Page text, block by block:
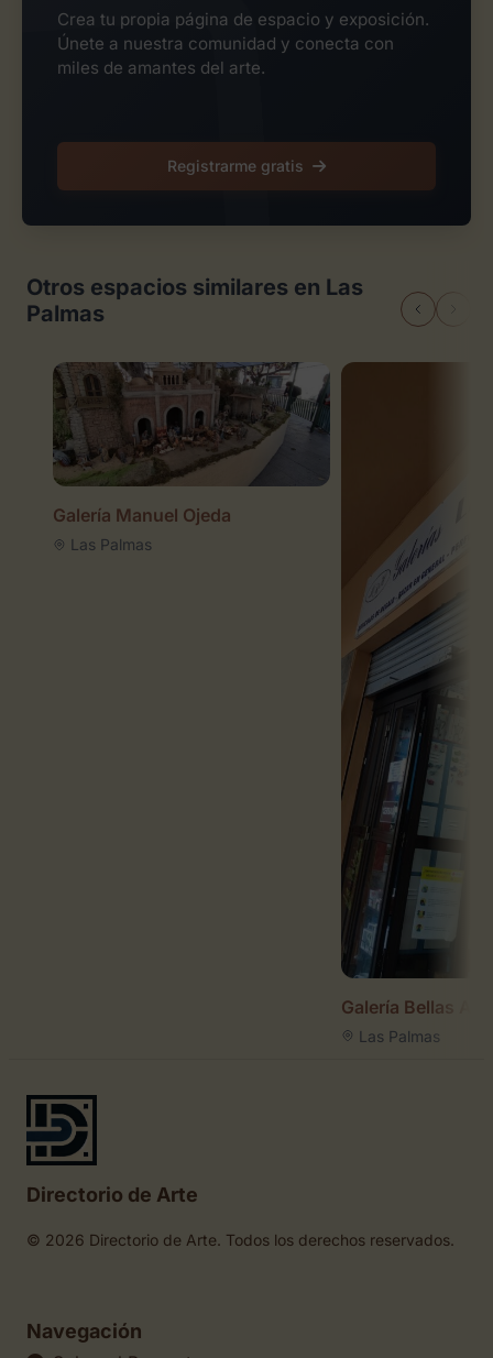
Crea tu propia página de espacio y exposición.
Únete a nuestra comunidad y conecta con
miles de amantes del arte.
Registrarme gratis
Otros espacios similares en Las
Palmas
Galería Manuel Ojeda
Las Palmas
Galería Bellas
Las Palmas
Directorio de Arte
© 2026 Directorio de Arte. Todos los derechos reservados.
Navegación